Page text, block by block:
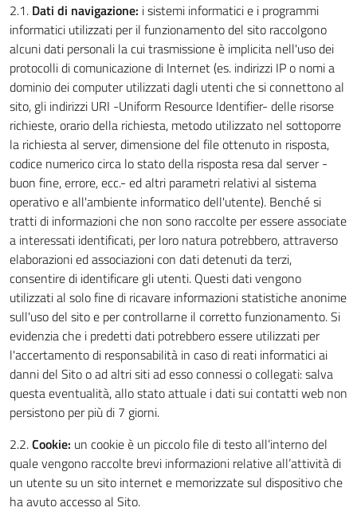
2.1. Dati di navigazione: i sistemi informatici e i programmi
informatici utilizzati per il funzionamento del sito raccolgono
alcuni dati personali la cui trasmissione è implicita nell'uso dei
protocolli di comunicazione di Internet (es. indirizzi IP o nomi a
dominio dei computer utilizzati dagli utenti che si connettono al
sito, gli indirizzi URI -Uniform Resource Identifier- delle risorse
richieste, orario della richiesta, metodo utilizzato nel sottoporre
la richiesta al server, dimensione del file ottenuto in risposta,
codice numerico circa lo stato della risposta resa dal server -
buon fine, errore, ecc.- ed altri parametri relativi al sistema
operativo e all'ambiente informatico dell'utente). Benché si
tratti di informazioni che non sono raccolte per essere associate
a interessati identificati, per loro natura potrebbero, attraverso
elaborazioni ed associazioni con dati detenuti da terzi,
consentire di identificare gli utenti. Questi dati vengono
utilizzati al solo fine di ricavare informazioni statistiche anonime
sull'uso del sito e per controllarne il corretto funzionamento. Si
evidenzia che i predetti dati potrebbero essere utilizzati per
l'accertamento di responsabilità in caso di reati informatici ai
danni del Sito o ad altri siti ad esso connessi o collegati: salva
questa eventualità, allo stato attuale i dati sui contatti web non
persistono per più di 7 giorni.
2.2.Cookie: un cookie è un piccolo file di testo all’interno del
quale vengono raccolte brevi informazioni relative all’attività di
un utente su un sito internet e memorizzate sul dispositivo che
ha avuto accesso al Sito.